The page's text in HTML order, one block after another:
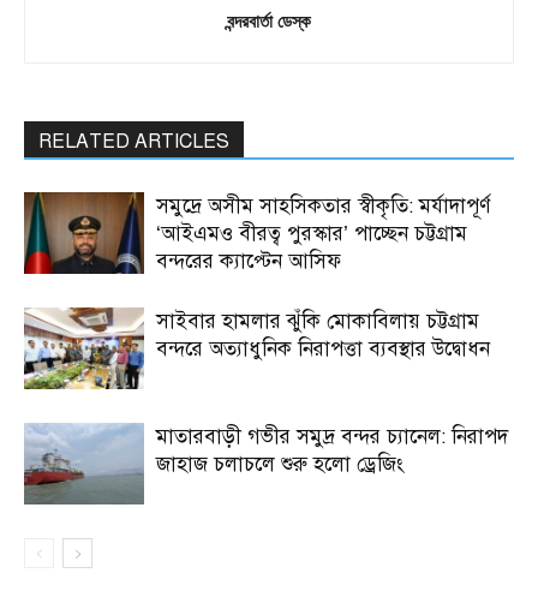
বন্দরবার্তা ডেস্ক
RELATED ARTICLES
সমুদ্রে অসীম সাহসিকতার স্বীকৃতি: মর্যাদাপূর্ণ
‘আইএমও বীরত্ব পুরস্কার’ পাচ্ছেন চট্টগ্রাম
বন্দরের ক্যাপ্টেন আসিফ
সাইবার হামলার ঝুঁকি মোকাবিলায় চট্টগ্রাম
বন্দরে অত্যাধুনিক নিরাপত্তা ব্যবস্থার উদ্বোধন
মাতারবাড়ী গভীর সমুদ্র বন্দর চ্যানেল: নিরাপদ
জাহাজ চলাচলে শুরু হলো ড্রেজিং